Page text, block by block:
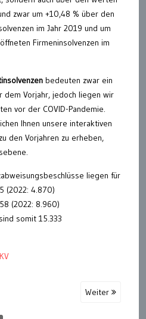
zwar um +10,48 % über den
im Jahr 2019 und um
Firmeninsolvenzen im
bedeuten zwar ein
dem Vorjahr, jedoch liegen wir
vor der COVID-Pandemie.
Ihnen unsere interaktiven
den Vorjahren zu erheben,
liegen für
(2022: 4.870)
(2022: 8.960)
somit 15.333
Weiter